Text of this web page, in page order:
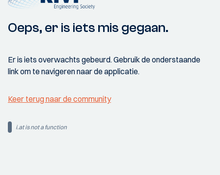
Oeps, er is iets mis gegaan.
Er is iets overwachts gebeurd. Gebruik de onderstaande
link om te navigeren naar de applicatie.
Keer terug naar de community
i.at is not a function